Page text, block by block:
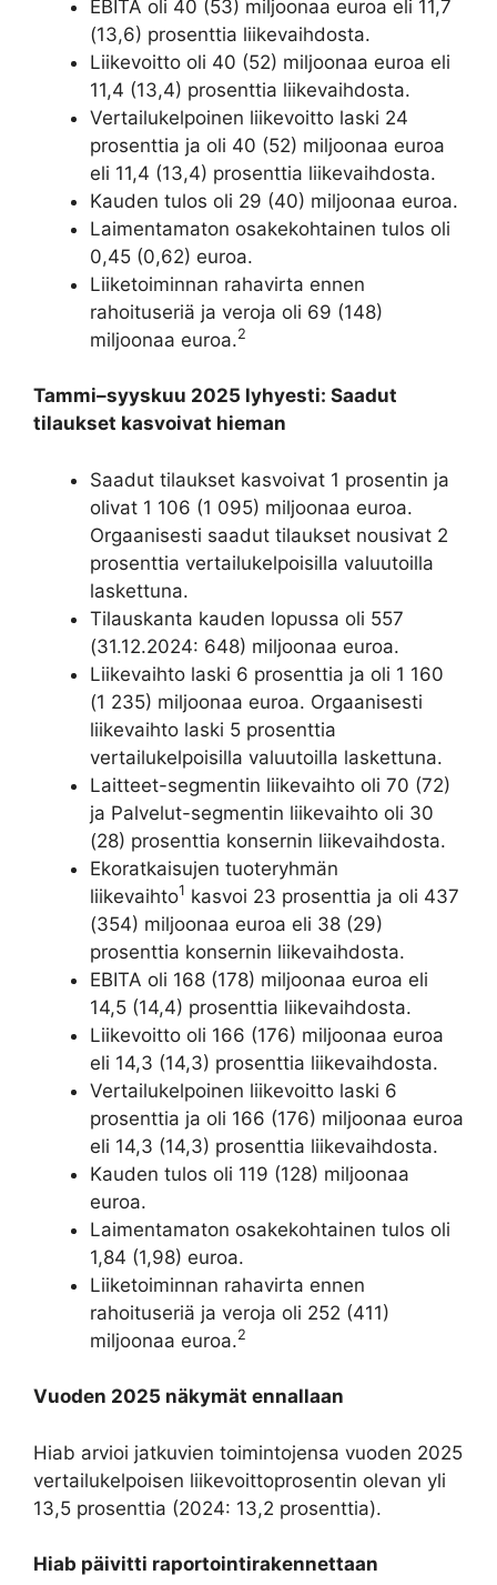
EBITA oli 40 (53) miljoonaa euroa eli 11,7
(13,6) prosenttia liikevaihdosta.
Liikevoitto oli 40 (52) miljoonaa euroa eli
11,4 (13,4) prosenttia liikevaihdosta.
Vertailukelpoinen liikevoitto laski 24
prosenttia ja oli 40 (52) miljoonaa euroa
eli 11,4 (13,4) prosenttia liikevaihdosta.
Kauden tulos oli 29 (40) miljoonaa euroa.
Laimentamaton osakekohtainen tulos oli
0,45 (0,62) euroa.
Liiketoiminnan rahavirta ennen
rahoituseriä ja veroja oli 69 (148)
miljoonaa euroa.2
Tammi–syyskuu 2025 lyhyesti: Saadut
tilaukset kasvoivat hieman
Saadut tilaukset kasvoivat 1 prosentin ja
olivat 1 106 (1 095) miljoonaa euroa.
Orgaanisesti saadut tilaukset nousivat 2
prosenttia vertailukelpoisilla valuutoilla
laskettuna.
Tilauskanta kauden lopussa oli 557
(31.12.2024: 648) miljoonaa euroa.
Liikevaihto laski 6 prosenttia ja oli 1 160
(1 235) miljoonaa euroa. Orgaanisesti
liikevaihto laski 5 prosenttia
vertailukelpoisilla valuutoilla laskettuna.
Laitteet-segmentin liikevaihto oli 70 (72)
ja Palvelut-segmentin liikevaihto oli 30
(28) prosenttia konsernin liikevaihdosta.
Ekoratkaisujen tuoteryhmän
liikevaihto1 kasvoi 23 prosenttia ja oli 437
(354) miljoonaa euroa eli 38 (29)
prosenttia konsernin liikevaihdosta.
EBITA oli 168 (178) miljoonaa euroa eli
14,5 (14,4) prosenttia liikevaihdosta.
Liikevoitto oli 166 (176) miljoonaa euroa
eli 14,3 (14,3) prosenttia liikevaihdosta.
Vertailukelpoinen liikevoitto laski 6
prosenttia ja oli 166 (176) miljoonaa euroa
eli 14,3 (14,3) prosenttia liikevaihdosta.
Kauden tulos oli 119 (128) miljoonaa
euroa.
Laimentamaton osakekohtainen tulos oli
1,84 (1,98) euroa.
Liiketoiminnan rahavirta ennen
rahoituseriä ja veroja oli 252 (411)
miljoonaa euroa.2
Vuoden 2025 näkymät ennallaan
Hiab arvioi jatkuvien toimintojensa vuoden 2025
vertailukelpoisen liikevoittoprosentin olevan yli
13,5 prosenttia (2024: 13,2 prosenttia).
Hiab päivitti raportointirakennettaan